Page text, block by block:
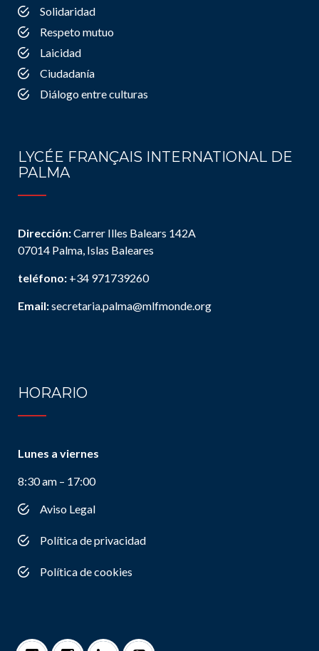
Solidaridad
Respeto mutuo
Laicidad
Ciudadanía
Diálogo entre culturas
LYCÉE FRANÇAIS INTERNATIONAL DE
PALMA
Dirección:Carrer Illes Balears 142A
07014 Palma, Islas Baleares
teléfono: +34 971739260
Email:secretaria.palma@mlfmonde.org
HORARIO
Lunes a viernes
8:30 am – 17:00
Aviso Legal
Política de privacidad
Política de cookies